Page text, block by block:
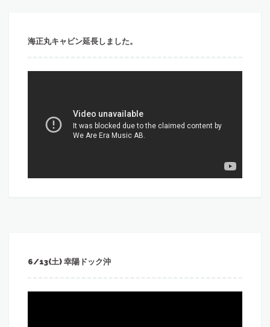
海正丸キャビン延長しました。
6/13(土) 幸陽ドック沖